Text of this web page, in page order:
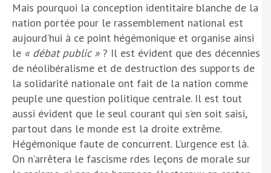
Mais pourquoi la conception identitaire blanche de la
nation portée pour le rassemblement national est
aujourd’hui à ce point hégémonique et organise ainsi
le « débat public » ? Il est évident que des décennies
de néolibéralisme et de destruction des supports de
la solidarité nationale ont fait de la nation comme
peuple une question politique centrale. Il est tout
aussi évident que le seul courant qui s’en soit saisi,
partout dans le monde est la droite extrême.
Hégémonique faute de concurrent. L’urgence est là.
On n’arrêtera le fascisme rdes leçons de morale sur